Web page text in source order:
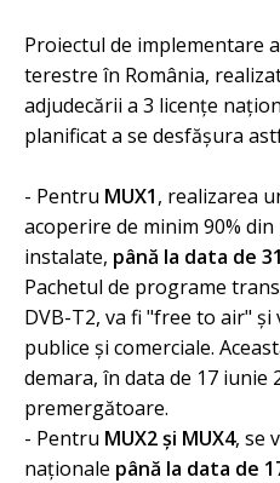
Proiectul de implementare
terestre în România,
adjudecării a 3 licenţe
planificat a se desfăşura
- Pentru MUX1, realizarea
acoperire de minim 90%
instalate, până la data de
Pachetul de programe
DVB-T2, va fi "free to air"
publice şi comerciale.
demara, în data de 17 iunie
premergătoare.
- Pentru MUX2 şi MUX4, se
naţionale până la data de